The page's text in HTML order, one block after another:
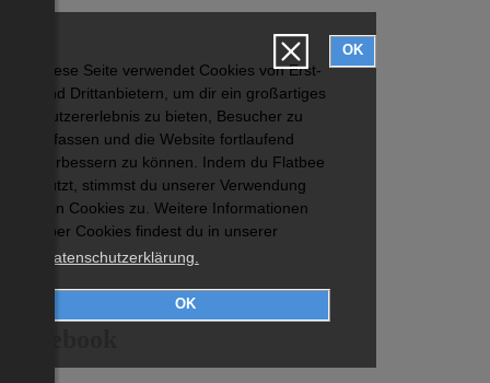
Diese Seite verwendet Cookies von Erst-
und Drittanbietern, um dir ein großartiges
Nutzererlebnis zu bieten, Besucher zu
erfassen und die Website fortlaufend
verbessern zu können. Indem du Flatbee
nutzt, stimmst du unserer Verwendung
von Cookies zu. Weitere Informationen
über Cookies findest du in unserer
Datenschutzerklärung.
OK
OK